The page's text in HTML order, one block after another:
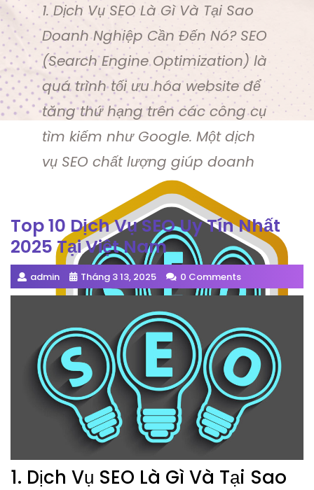
1. Dịch Vụ SEO Là Gì Và Tại Sao
Doanh Nghiệp Cần Đến Nó? SEO
(Search Engine Optimization) là
quá trình tối ưu hóa website để
tăng thứ hạng trên các công cụ
tìm kiếm như Google. Một dịch
vụ SEO chất lượng giúp doanh
Top 10 Dịch Vụ SEO Uy Tín Nhất
2025 Tại Việt Nam
admin Tháng 3 13, 2025 0 Comments
1. Dịch Vụ SEO Là Gì Và Tại Sao